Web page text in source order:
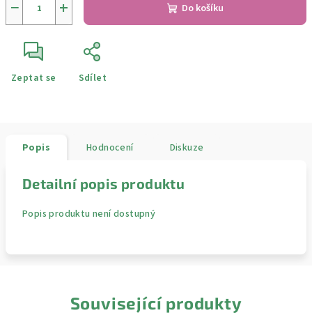
+
− Do košíku
Zeptat se Sdílet
Popis Hodnocení Diskuze
Detailní popis produktu
Popis produktu není dostupný
Související produkty